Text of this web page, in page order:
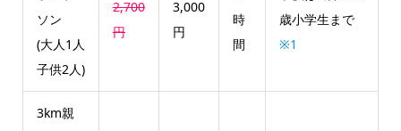
ソン
(大人1人
子供2人)
2,700
円
3,000
円
時
間
歳小学生まで
※1
3km親